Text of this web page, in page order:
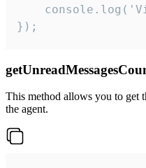
});
This method allows you to get
the agent.